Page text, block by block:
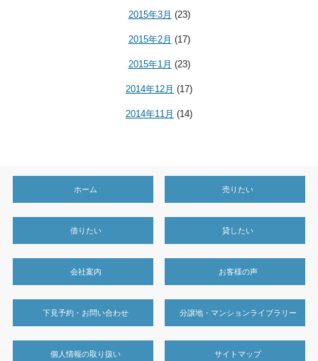
2015年3月 (23)
2015年2月 (17)
2015年1月 (23)
2014年12月 (17)
2014年11月 (14)
ホーム 売りたい
借りたい 貸したい
会社案内 お客様の声
下見予約・お問い合わせ 分譲地・マンションライブラリー
個人情報の取り扱い サイトマップ